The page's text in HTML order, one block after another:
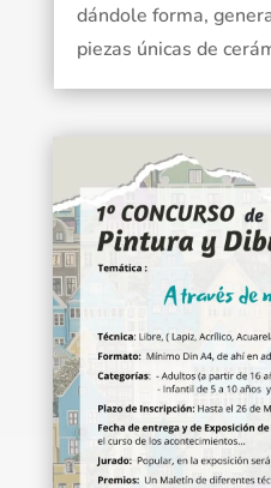
dándole forma,
piezas únicas de